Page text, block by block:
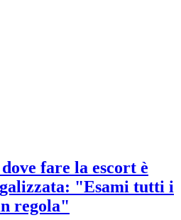
fare la escort è
"Esami tutti i
regola"